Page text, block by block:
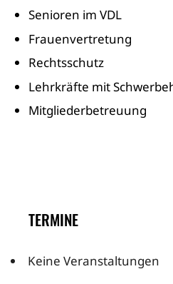
Senioren im VDL
Frauenvertretung
Rechtsschutz
Lehrkräfte mit
Mitgliederbetreuung
TERMINE
Keine Veranstaltungen